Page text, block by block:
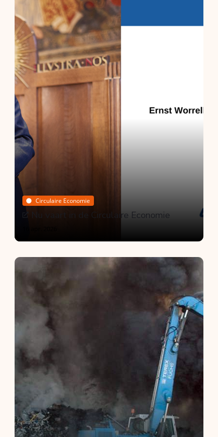
Bouwproductenverordening en CE
markering
Door Peter Broere 15 jul. 2026
Circulaire Economie
Nu vaart in de Circulaire Economie